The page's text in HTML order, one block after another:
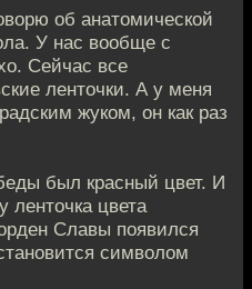
об анатомической
У нас вообще с
Сейчас все
ленточки. А у меня
жуком, он как раз
был красный цвет. И
ленточка цвета
Славы появился
символом